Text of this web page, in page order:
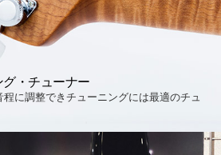
・チューナー
に調整できチューニングには最適のチュ